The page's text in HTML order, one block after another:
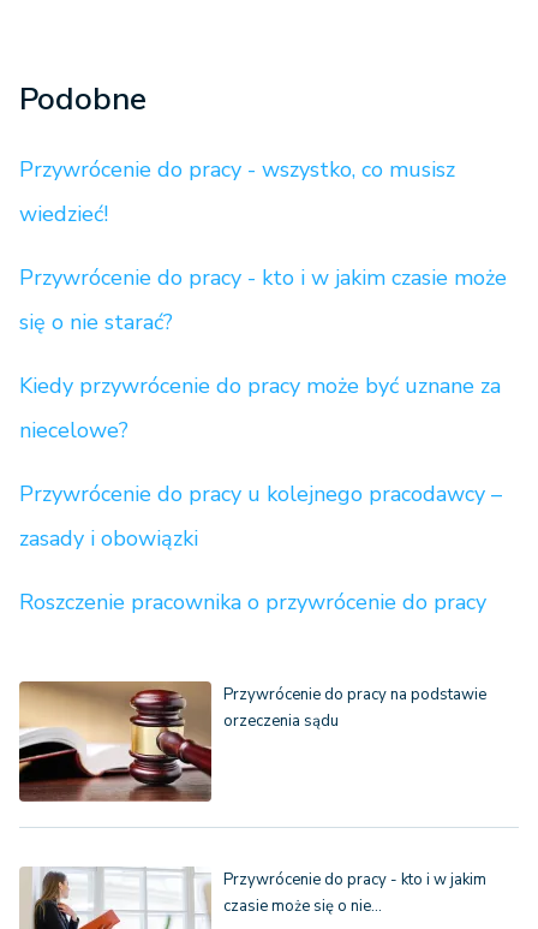
Podobne
Przywrócenie do pracy - wszystko, co musisz
wiedzieć!
Przywrócenie do pracy - kto i w jakim czasie może
się o nie starać?
Kiedy przywrócenie do pracy może być uznane za
niecelowe?
Przywrócenie do pracy u kolejnego pracodawcy –
zasady i obowiązki
Roszczenie pracownika o przywrócenie do pracy
Przywrócenie do pracy na podstawie
orzeczenia sądu
Przywrócenie do pracy - kto i w jakim
czasie może się o nie…